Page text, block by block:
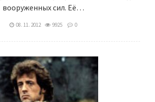
вооруженных сил. Её…
08. 11. 2012 9925 0